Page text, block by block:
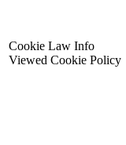
Cookie Law Info
Viewed Cookie Policy